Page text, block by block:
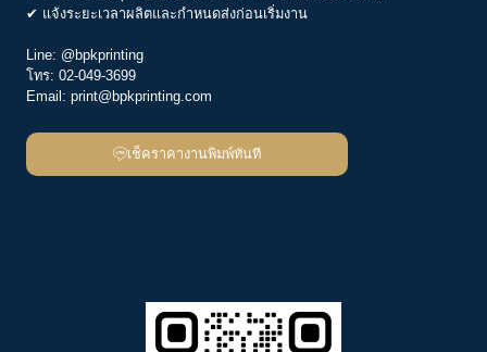
✔ แจ้งระยะเวลาผลิตและกำหนดส่งก่อนเริ่มงาน
Line: @bpkprinting
โทร: 02-049-3699
Email: print@bpkprinting.com
เช็คราคางานพิมพ์ทันที